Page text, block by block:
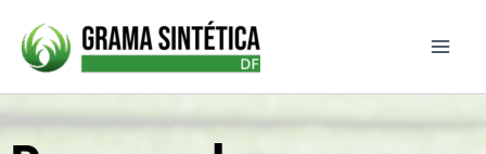
para
conteúdo